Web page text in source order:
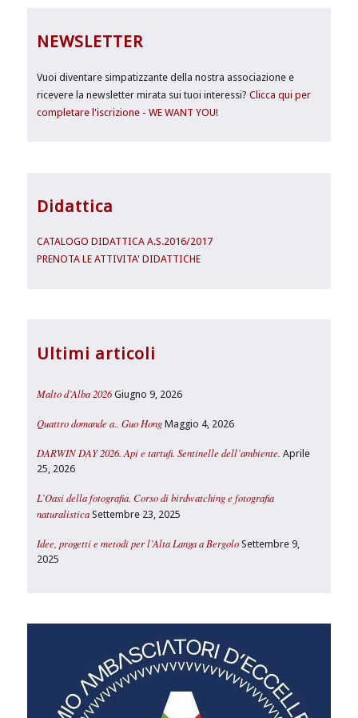
NEWSLETTER
Vuoi diventare simpatizzante della nostra associazione e
ricevere la newsletter mirata sui tuoi interessi?Clicca qui per
completare l'iscrizione - WE WANT YOU!
Didattica
CATALOGO DIDATTICA A.S.2016/2017
PRENOTA LE ATTIVITA' DIDATTICHE
Ultimi articoli
Malto d’Alba 2026 Giugno 9, 2026
Quattro domande a.. Guo Hong Maggio 4, 2026
DARWIN DAY 2026. Api e tartufi. Sentinelle dell’ambiente. Aprile
25, 2026
L’Oasi della fotografia. Corso di birdwatching e fotografia
naturalistica Settembre 23, 2025
Idee, progetti e metodi per l’Alta Langa a Bergolo Settembre 9,
2025